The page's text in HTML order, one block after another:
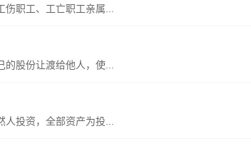
职工、工亡职工亲属...
股份让渡给他人，使...
投资，全部资产为投...